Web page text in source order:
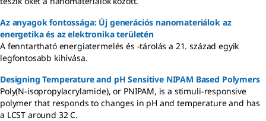
Az anyagok fontossága: Új generációs nanomateriálok az
energetika és az elektronika területén
A fenntartható energiatermelés és -tárolás a 21. század egyik
legfontosabb kihívása.
Designing Temperature and pH Sensitive NIPAM Based Polymers
Poly(N-isopropylacrylamide), or PNIPAM, is a stimuli-responsive
polymer that responds to changes in pH and temperature and has
a LCST around 32 C.